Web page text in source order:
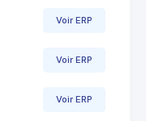
Voir ERP
Voir ERP
Voir ERP